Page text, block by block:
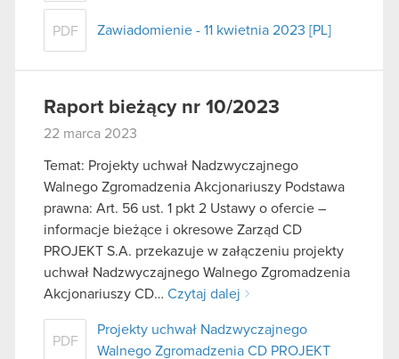
PDF Zawiadomienie - 11 kwietnia 2023 [PL]
Raport bieżący nr 10/2023
22 marca 2023
Temat: Projekty uchwał Nadzwyczajnego
Walnego Zgromadzenia Akcjonariuszy Podstawa
prawna: Art. 56 ust. 1 pkt 2 Ustawy o ofercie –
informacje bieżące i okresowe Zarząd CD
PROJEKT S.A. przekazuje w załączeniu projekty
uchwał Nadzwyczajnego Walnego Zgromadzenia
Akcjonariuszy CD… Czytaj dalej
PDF
Projekty uchwał Nadzwyczajnego
Walnego Zgromadzenia CD PROJEKT